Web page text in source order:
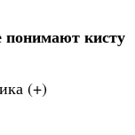
понимают кисту
(+)